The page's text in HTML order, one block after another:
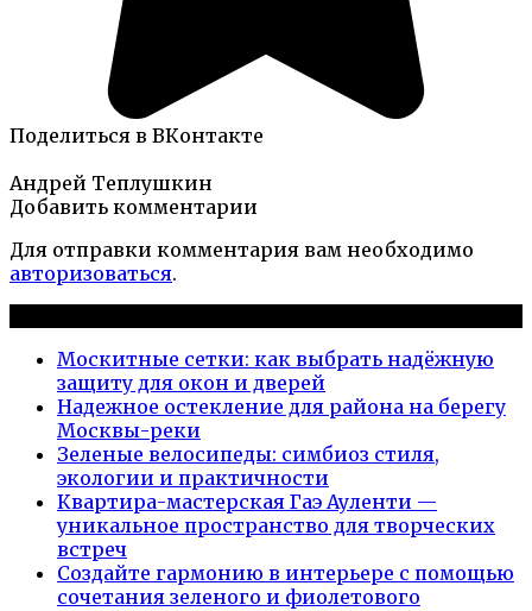
Поделиться в ВКонтакте
Андрей Теплушкин
Добавить комментарии
Для отправки комментария вам необходимо
авторизоваться.
Москитные сетки: как выбрать надёжную
защиту для окон и дверей
Надежное остекление для района на берегу
Москвы-реки
Зеленые велосипеды: симбиоз стиля,
экологии и практичности
Квартира-мастерская Гаэ Ауленти —
уникальное пространство для творческих
встреч
Создайте гармонию в интерьере с помощью
сочетания зеленого и фиолетового